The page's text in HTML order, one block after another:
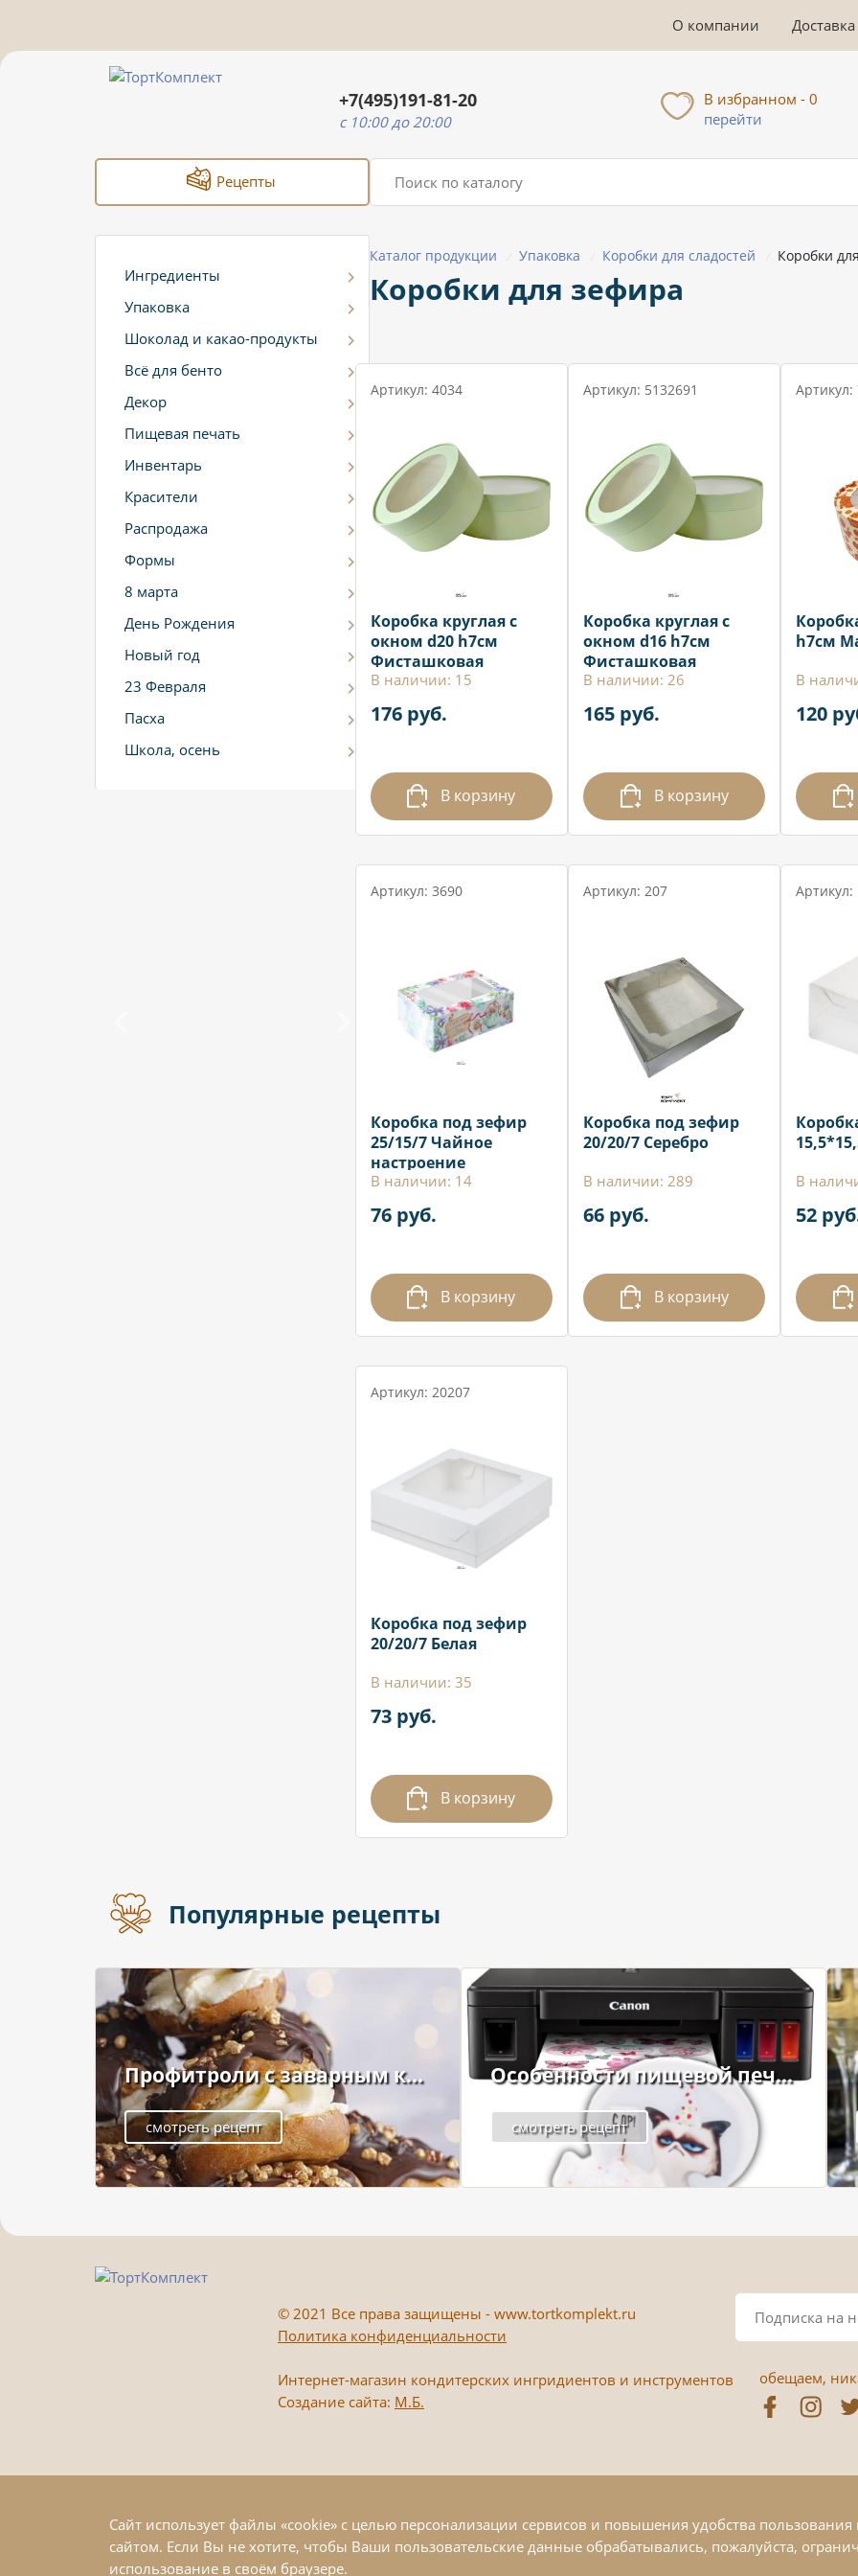
О компании
+7(495)191-81-20
c 10:00 до 20:00
В избранном - 0
перейти
Рецепты
Ингредиенты
Упаковка
Шоколад и какао-продукты
Всё для бенто
Декор
Пищевая печать
Инвентарь
Красители
Распродажа
Формы
8 марта
День Рождения
Новый год
23 Февраля
Пасха
Школа, осень
Каталог продукции Упаковка Коробки для сладостей Коробки
Коробки для зефира
Артикул: 4034
Коробка круглая с
окном d20 h7см
Фисташковая
В наличии: 15
176 руб.
В корзину
Артикул: 5132691
Коробка круглая с
окном d16 h7см
Фисташковая
В наличии: 26
165 руб.
В корзину
Артикул:
h7см
В
120
Артикул: 3690
Коробка под зефир
25/15/7 Чайное
настроение
В наличии: 14
76 руб.
В корзину
Артикул: 207
Коробка под зефир
20/20/7 Серебро
В наличии: 289
66 руб.
В корзину
Артикул:
В
52
Артикул: 20207
Коробка под зефир
20/20/7 Белая
В наличии: 35
73 руб.
В корзину
Популярные рецепты
Профитроли с заварным к...
смотреть рецепт
Особенности пищевой печ...
смотреть рецепт
© 2021 Все права защищены - www.tortkomplekt.ru
Политика конфиденциальности
Интернет-магазин кондитерских ингридиентов и инструментов
Создание сайта: М.Б.
обещаем,
Сайт использует файлы «cookie» с целью персонализации сервисов и повышения удобства пользования
сайтом. Если Вы не хотите, чтобы Ваши пользовательские данные обрабатывались, пожалуйста,
использование в своём браузере.